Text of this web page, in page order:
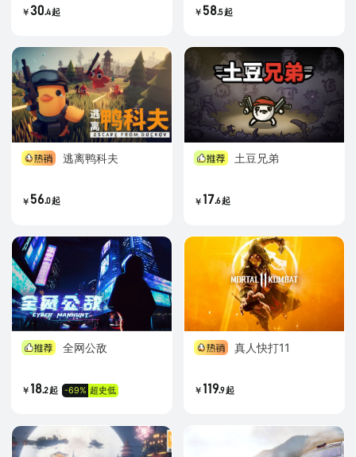
￥30 .4起 ￥ 58. 5起
逃离鸭科夫
￥ 56.0起
土豆兄弟
￥ 17 6起
全网公敌
￥ 18 2起 -69% 超史低
真人快打11
￥ 119.9起